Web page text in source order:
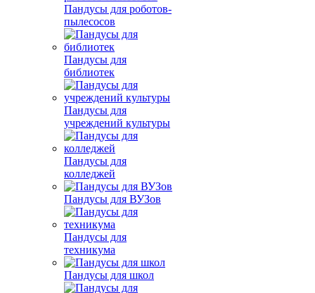
Пандусы для роботов-
пылесосов
Пандусы для
библиотек
Пандусы для
учреждений культуры
Пандусы для
колледжей
Пандусы для ВУЗов
Пандусы для
техникума
Пандусы для школ